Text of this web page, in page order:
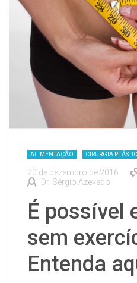
ALIMENTAÇÃO CIRURGIA
20 de dezembro de 2016
Dr. Sérgio Azevedo
É possível
sem
Entenda